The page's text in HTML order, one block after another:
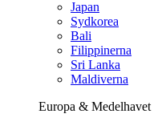
Japan
Sydkorea
Bali
Filippinerna
Sri Lanka
Maldiverna
Europa & Medelhavet